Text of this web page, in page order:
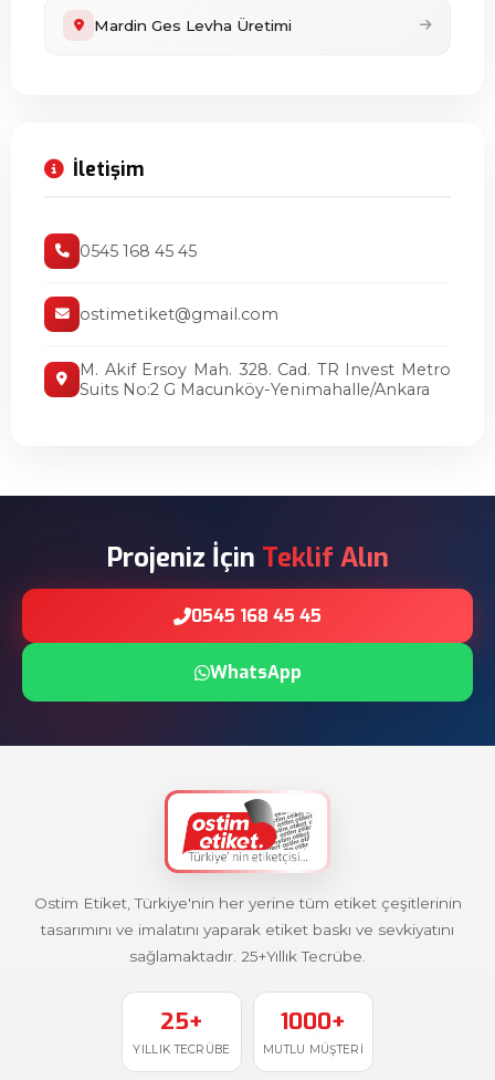
Mardin Ges Levha Üretimi
İletişim
0545 168 45 45
ostimetiket@gmail.com
M. Akif Ersoy Mah. 328. Cad. TR Invest Metro
Suits No:2 G Macunköy-Yenimahalle/Ankara
Projeniz İçin Teklif Alın
0545 168 45 45
WhatsApp
Ostim Etiket, Türkiye'nin her yerine tüm etiket çeşitlerinin
tasarımını ve imalatını yaparak etiket baskı ve sevkiyatını
sağlamaktadır. 25+Yıllık Tecrübe.
25+
YILLIK TECRÜBE
1000+
MUTLU MÜŞTERI